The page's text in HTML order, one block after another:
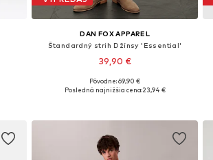
DAN FOX APPAREL
Štandardný strih Džínsy 'Essential'
39,90 €
Dostupné veľkosti: 30, 31, 32, 33, 34, 36
Pôvodne: 69,90 €
Posledná najnižšia cena:23,94 €